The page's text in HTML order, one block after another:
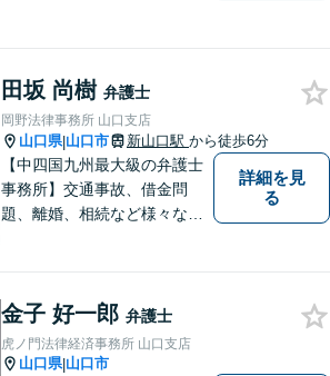
い！
田坂 尚樹 弁護士
岡野法律事務所 山口支店
山口県|山口市 新山口駅 から徒歩6分
【中四国九州最大級の弁護士
事務所】交通事故、借金問
題、離婚、相続など様々な問
い！
詳細を見
る
金子 好一郎 弁護士
虎ノ門法律経済事務所 山口支店
山口県|山口市